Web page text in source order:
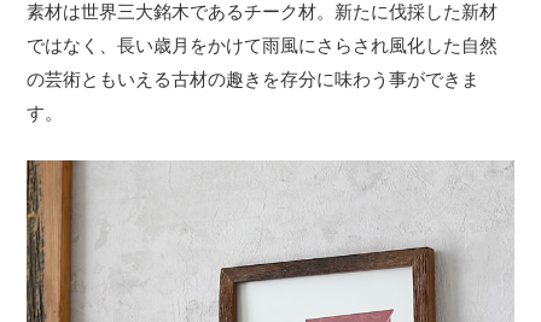
素材は世界三大銘木であるチーク材。新たに伐採した新材
ではなく、長い歳月をかけて雨風にさらされ風化した自然
の芸術ともいえる古材の趣きを存分に味わう事ができま
す。